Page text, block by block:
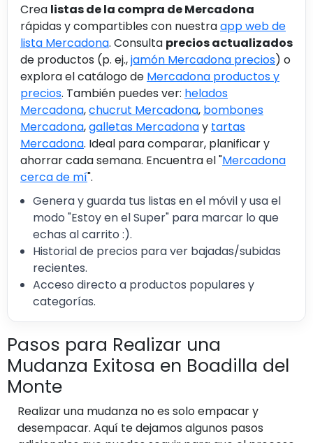
Crea listas de la compra de Mercadona
rápidas y compartibles con nuestraapp web de
lista Mercadona. Consulta precios actualizados
de productos (p. ej.,jamón Mercadona precios) o
explora el catálogo de Mercadona productos y
precios. También puedes ver: helados
Mercadona,chucrut Mercadona, bombones
Mercadona,galletas Mercadonay tartas
Mercadona. Ideal para comparar, planificar y
ahorrar cada semana. Encuentra el "Mercadona
cerca de mí".
Genera y guarda tus listas en el móvil y usa el
modo "Estoy en el Super" para marcar lo que
echas al carrito :).
Historial de precios para ver bajadas/subidas
recientes.
Acceso directo a productos populares y
categorías.
Pasos para Realizar una
Mudanza Exitosa en Boadilla del
Monte
Realizar una mudanza no es solo empacar y
desempacar. Aquí te dejamos algunos pasos